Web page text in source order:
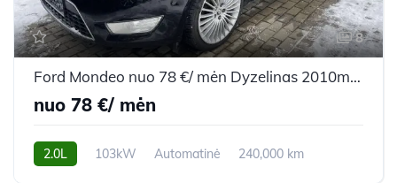
8
Ford Mondeo nuo 78 €/ mėn Dyzelinas 2010m. Universalas Automatinė
nuo 78 €/ mėn
2.0L 103kW Automatinė
240,000 km